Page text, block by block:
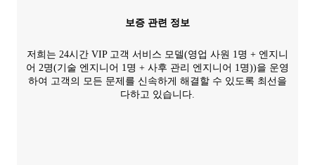
보증 관련 정보
저희는 24시간 VIP 고객 서비스 모델(영업 사원 1명 + 엔지니
어 2명(기술 엔지니어 1명 + 사후 관리 엔지니어 1명))을 운영
하여 고객의 모든 문제를 신속하게 해결할 수 있도록 최선을
다하고 있습니다.